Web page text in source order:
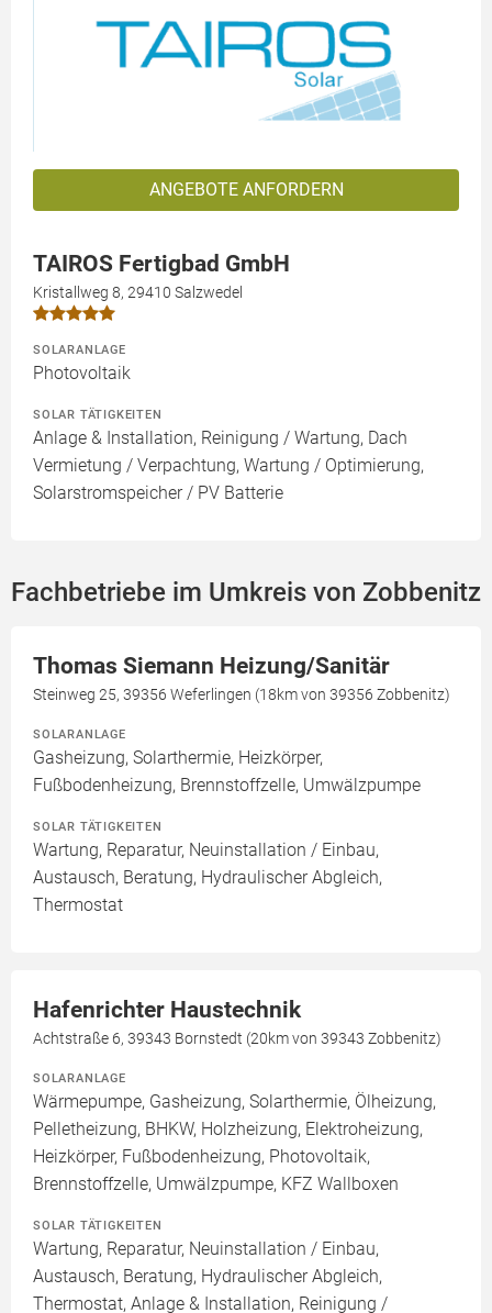
ANGEBOTE ANFORDERN
TAIROS Fertigbad GmbH
Kristallweg 8, 29410 Salzwedel
SOLARANLAGE
Photovoltaik
SOLAR TÄTIGKEITEN
Anlage & Installation, Reinigung / Wartung, Dach
Vermietung / Verpachtung, Wartung / Optimierung,
Solarstromspeicher / PV Batterie
Fachbetriebe im Umkreis von Zobbenitz
Thomas Siemann Heizung/Sanitär
Steinweg 25, 39356 Weferlingen (18km von 39356 Zobbenitz)
SOLARANLAGE
Gasheizung, Solarthermie, Heizkörper,
Fußbodenheizung, Brennstoffzelle, Umwälzpumpe
SOLAR TÄTIGKEITEN
Wartung, Reparatur, Neuinstallation / Einbau,
Austausch, Beratung, Hydraulischer Abgleich,
Thermostat
Hafenrichter Haustechnik
Achtstraße 6, 39343 Bornstedt (20km von 39343 Zobbenitz)
SOLARANLAGE
Wärmepumpe, Gasheizung, Solarthermie, Ölheizung,
Pelletheizung, BHKW, Holzheizung, Elektroheizung,
Heizkörper, Fußbodenheizung, Photovoltaik,
Brennstoffzelle, Umwälzpumpe, KFZ Wallboxen
SOLAR TÄTIGKEITEN
Wartung, Reparatur, Neuinstallation / Einbau,
Austausch, Beratung, Hydraulischer Abgleich,
Thermostat, Anlage & Installation, Reinigung /